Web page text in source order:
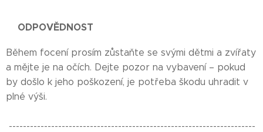
🙏🏻ODPOVĚDNOST
Během focení prosím zůstaňte se svými dětmi a zvířaty
a mějte je na očích. Dejte pozor na vybavení – pokud
by došlo k jeho poškození, je potřeba škodu uhradit v
plné výši.
----------------------------------------------------------------------